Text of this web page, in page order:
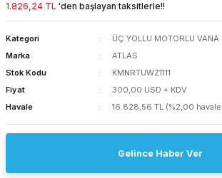
1.826,24 TL 'den başlayan taksitlerle!!
Kategori
ÜÇ YOLLU MOTORLU VANA
Marka
ATLAS
Stok Kodu
KMNRTUWZ1111
Fiyat
300,00 USD + KDV
Havale
16.828,56 TL (%2,00
Gelince Haber Ver